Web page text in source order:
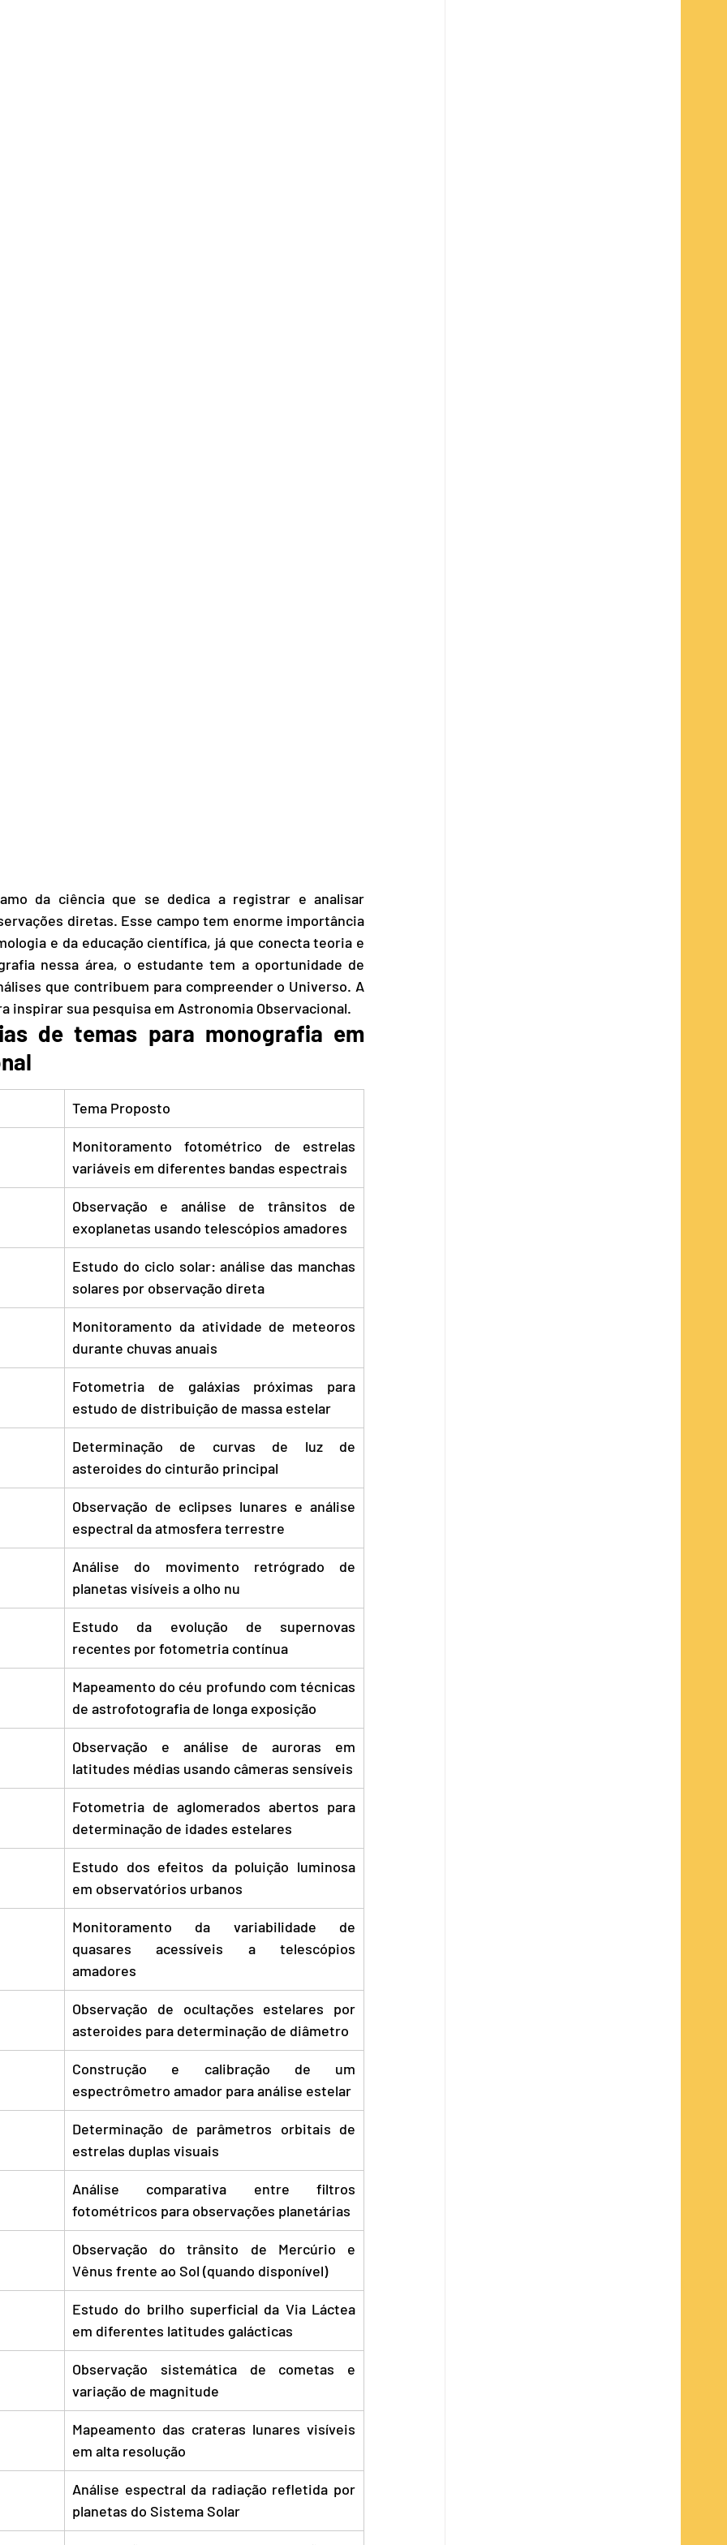
da ciência que se dedica a registrar e analisar
diretas. Esse campo tem enorme importância
e da educação científica, já que conecta teoria e
nessa área, o estudante tem a oportunidade de
que contribuem para compreender o Universo. A
inspirar sua pesquisa em Astronomia Observacional.
de temas para monografia em
Tema Proposto
Monitoramento fotométrico de estrelas
variáveis em diferentes bandas espectrais
Observação e análise de trânsitos de
exoplanetas usando telescópios amadores
Estudo do ciclo solar: análise das manchas
solares por observação direta
Monitoramento da atividade de meteoros
durante chuvas anuais
Fotometria de galáxias próximas para
estudo de distribuição de massa estelar
Determinação de curvas de luz de
asteroides do cinturão principal
Observação de eclipses lunares e análise
espectral da atmosfera terrestre
Análise do movimento retrógrado de
planetas visíveis a olho nu
Estudo da evolução de supernovas
recentes por fotometria contínua
Mapeamento do céu profundo com técnicas
de astrofotografia de longa exposição
Observação e análise de auroras em
latitudes médias usando câmeras sensíveis
Fotometria de aglomerados abertos para
determinação de idades estelares
Estudo dos efeitos da poluição luminosa
em observatórios urbanos
Monitoramento da variabilidade de
quasares acessíveis a telescópios
amadores
Observação de ocultações estelares por
asteroides para determinação de diâmetro
Construção e calibração de um
espectrômetro amador para análise estelar
Determinação de parâmetros orbitais de
estrelas duplas visuais
Análise comparativa entre filtros
fotométricos para observações planetárias
Observação do trânsito de Mercúrio e
Vênus frente ao Sol (quando disponível)
Estudo do brilho superficial da Via Láctea
em diferentes latitudes galácticas
Observação sistemática de cometas e
variação de magnitude
Mapeamento das crateras lunares visíveis
em alta resolução
Análise espectral da radiação refletida por
planetas do Sistema Solar